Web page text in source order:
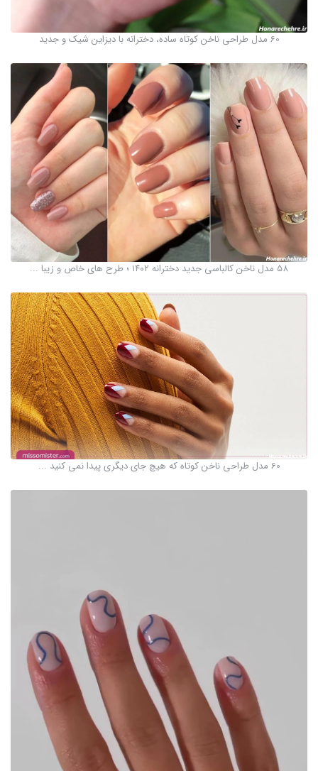
60 مدل طراحی ناخن کوتاه ساده، دخترانه با دیزاین شیک و جدید
۵۸ مدل ناخن کالباسی جدید دخترانه ۱۴۰۲ ؛ طرح های خاص و زیبا ...
60 مدل طراحی ناخن کوتاه که هیچ جای دیگری پیدا نمی کنید ...